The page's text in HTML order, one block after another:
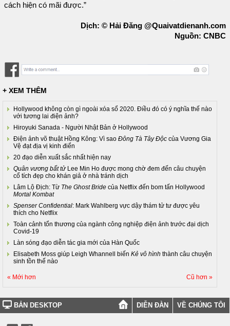
cách hiện có mãi được.”
Dịch: © Hải Đăng @Quaivatdienanh.com
Nguồn: CNBC
+ XEM THÊM
Hollywood không còn gì ngoài xóa sổ 2020. Điều đó có ý nghĩa thế nào
với tương lai điện ảnh?
Hiroyuki Sanada - Người Nhật Bản ở Hollywood
Điện ảnh võ thuật Hồng Kông: Vì sao Đông Tà Tây Độc của Vương Gia
Vệ đạt địa vị kinh điển
20 đạo diễn xuất sắc nhất hiện nay
Quân vương bất tửLee Min Ho được mong chờ đem đến câu chuyện
cổ tích đẹp cho khán giả ở nhà tránh dịch
Lâm Lộ Địch: Từ The Ghost Bride của Netflix đến bom tấn Hollywood
Mortal Kombat
Spenser Confidential: Mark Wahlberg vực dậy thám tử tư được yêu
thích cho Netflix
Toàn cảnh tổn thương của ngành công nghiệp điện ảnh trước đại dịch
Covid-19
Làn sóng đạo diễn tác gia mới của Hàn Quốc
Elisabeth Moss giúp Leigh Whannell biến Kẻ vô hình thành câu chuyện
sinh tồn thế nào
« Mới hơn Cũ hơn »
BẢN DESKTOP DIỄN ĐÀN VỀ CHÚNG TÔI